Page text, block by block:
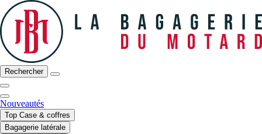
Rechercher
Nouveautés
Top Case & coffres
Bagagerie latérale